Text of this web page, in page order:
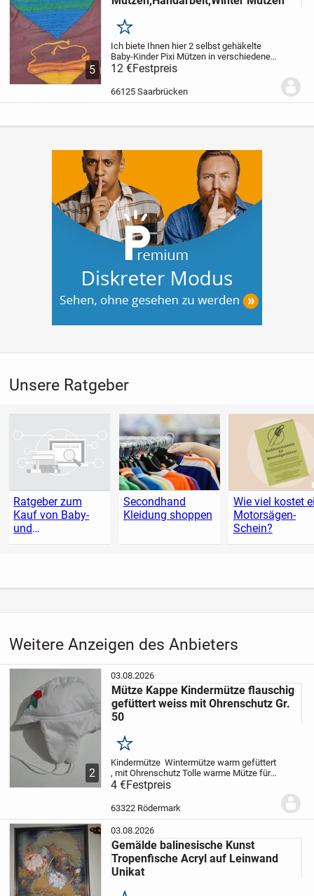
5
Merken
Ich biete Ihnen hier 2 selbst gehäkelte
Baby-Kinder Pixi Mützen in verschiedenen
Farben und Größen an. Beide sind aus
100% Baumwolle. Die Orangene ist für
neugeborene bis 3 Monaten. Die Größen...
12 €Festpreis
66125 Saarbrücken
Unsere Ratgeber
Ratgeber zum
Kauf von Baby-
und
Kleinkindartikeln
Secondhand
Kleidung shoppen
Wie viel kostet
Motorsägen-
Schein?
Weitere Anzeigen des Anbieters
2
03.08.2026
Mütze Kappe Kindermütze flauschig
gefüttert weiss mit Ohrenschutz Gr.
50
Merken
Kindermütze Wintermütze warm gefüttert
, mit Ohrenschutz Tolle warme Mütze für
Kinder , Baumwolle gefüttert, ab Gr. 50
NEU - nicht getragen
Versand
4 €Festpreis
63322 Rödermark
03.08.2026
Gemälde balinesische Kunst
Tropenfische Acryl auf Leinwand
Unikat